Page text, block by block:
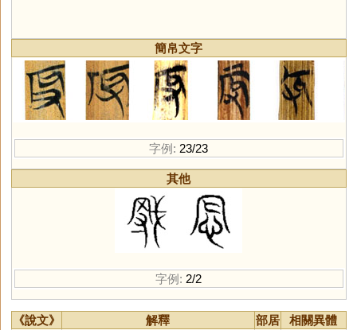
簡帛文字
字例: 23/23
其他
字例: 2/2
《說文》 解釋 部居
相關異體